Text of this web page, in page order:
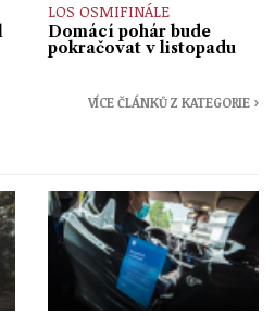
LOS OSMIFINÁLE
Domácí pohár bude
pokračovat v listopadu
VÍCE ČLÁNKŮ Z KATEGORIE ›